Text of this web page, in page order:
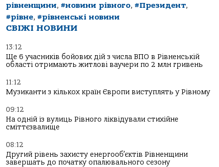
рівненщини, #новини рівного, #Президент,
#рівне, #рівненські новини
СВІЖІ НОВИНИ
13:12
Ще 6 учасників бойових дій з числа ВПО в Рівненській
області отримають житлові ваучери по 2 млн гривень
11:12
Музиканти з кількох країн Європи виступлять у Рівному
09:12
На одній із вулиць Рівного ліквідували стихійне
сміттєзвалище
08:12
Другий рівень захисту енергооб’єктів Рівненщини
завершать до початку опалювального сезону